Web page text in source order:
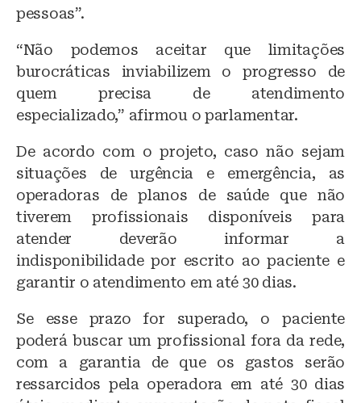
pessoas”.
“Não podemos aceitar que limitações
burocráticas inviabilizem o progresso de
quem precisa de atendimento
especializado,” afirmou o parlamentar.
De acordo com o projeto, caso não sejam
situações de urgência e emergência, as
operadoras de planos de saúde que não
tiverem profissionais disponíveis para
atender deverão informar a
indisponibilidade por escrito ao paciente e
garantir o atendimento em até 30 dias.
Se esse prazo for superado, o paciente
poderá buscar um profissional fora da rede,
com a garantia de que os gastos serão
ressarcidos pela operadora em até 30 dias